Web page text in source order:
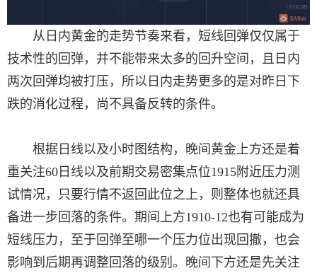
从日内黄金的走势节奏来看，短线回弹仅仅属于
技术性的回弹，并不能带来太多的回升空间，且日内
两次回弹均被打压，所以日内走势更多的是对昨日下
跌的消化过程，尚不具备反转的条件。
根据日线以及小时图结构，晚间黄金上方还是着
重关注60日线以及前期交易密集点位1915附近压力测
试情况，只要行情不返回此位之上，则整体也就还具
备进一步回落的条件。期间上方1910-12也有可能成为
短线压力，至于回弹至哪一个压力位出现回撤，也会
影响到后期再调整回落的级别。晚间下方还是先关注